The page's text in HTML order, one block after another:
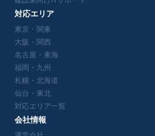
対応エリア
東京・関東
大阪・関西
名古屋・東海
福岡・九州
札幌・北海道
仙台・東北
対応エリア一覧
会社情報